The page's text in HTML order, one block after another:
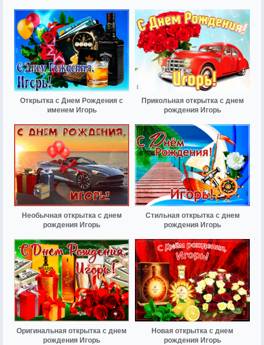
Открытка с Днем Рождения с
именем Игорь
Прикольная открытка с днем
рождения Игорь
Необычная открытка с днем
рождения Игорь
Стильная открытка с днем
рождения Игорь
Оригинальная открытка с днем
рождения Игорь
Новая открытка с днем
рождения Игорь